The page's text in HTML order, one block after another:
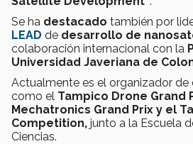
Se ha destacado también por
LEAD de desarrollo de
colaboración internacional con la
Universidad Javeriana de
Actualmente es el organizador
como el Tampico Drone Grand
Mechatronics Grand Prix y el
Competition, junto a la Escuela
Ciencias.